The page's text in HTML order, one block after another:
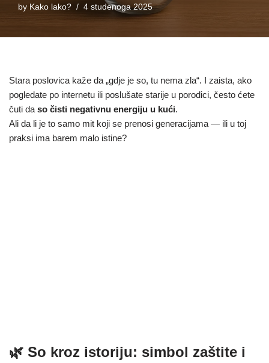
by Kako lako? 4 studenoga 2025
Stara poslovica kaže da „gdje je so, tu nema zla“. I zaista, ako
pogledate po internetu ili poslušate starije u porodici, često ćete
čuti da so čisti negativnu energiju u kući.
Ali da li je to samo mit koji se prenosi generacijama — ili u toj
praksi ima barem malo istine?
🌿 So kroz istoriju: simbol zaštite i